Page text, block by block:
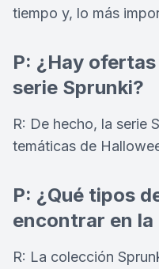
tiempo y, lo más
P: ¿Hay
serie Sprunki?
R: De hecho, la serie
temáticas de
P: ¿Qué tipos
encontrar en
R: La colección